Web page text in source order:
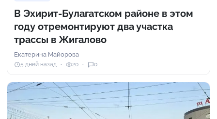
В Эхирит-Булагатском районе в этом
году отремонтируют два участка
трассы в Жигалово
Екатерина Майорова
5 дней назад 20 0